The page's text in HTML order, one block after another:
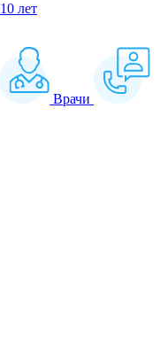
лет
Врачи